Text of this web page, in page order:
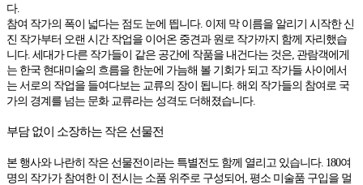
다.
참여 작가의 폭이 넓다는 점도 눈에 띕니다. 이제 막 이름을 알리기 시작한 신
진 작가부터 오랜 시간 작업을 이어온 중견과 원로 작가까지 함께 자리했습
니다. 세대가 다른 작가들이 같은 공간에 작품을 내건다는 것은, 관람객에게
는 한국 현대미술의 흐름을 한눈에 가늠해 볼 기회가 되고 작가들 사이에서
는 서로의 작업을 들여다보는 교류의 장이 됩니다. 해외 작가들의 참여로 국
가의 경계를 넘는 문화 교류라는 성격도 더해졌습니다.
부담 없이 소장하는 작은 선물전
본 행사와 나란히 작은 선물전이라는 특별전도 함께 열리고 있습니다. 180여
명의 작가가 참여한 이 전시는 소품 위주로 구성되어, 평소 미술품 구입을 멀